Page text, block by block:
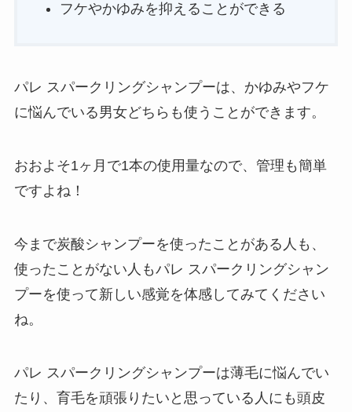
フケやかゆみを抑えることができる
パレ スパークリングシャンプーは、かゆみやフケ
に悩んでいる男女どちらも使うことができます。
おおよそ1ヶ月で1本の使用量なので、管理も簡単
ですよね！
今まで炭酸シャンプーを使ったことがある人も、
使ったことがない人もパレ スパークリングシャン
プーを使って新しい感覚を体感してみてください
ね。
パレ スパークリングシャンプーは薄毛に悩んでい
たり、育毛を頑張りたいと思っている人にも頭皮